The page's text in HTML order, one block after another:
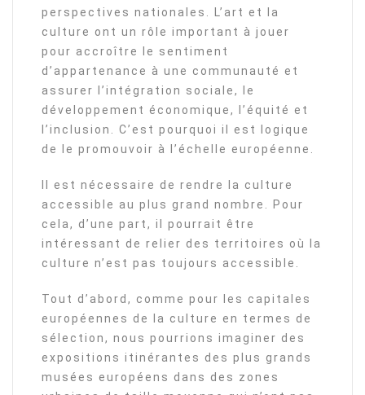
perspectives nationales. L’art et la
culture ont un rôle important à jouer
pour accroître le sentiment
d’appartenance à une communauté et
assurer l’intégration sociale, le
développement économique, l’équité et
l’inclusion. C’est pourquoi il est logique
de le promouvoir à l’échelle européenne.
Il est nécessaire de rendre la culture
accessible au plus grand nombre. Pour
cela, d’une part, il pourrait être
intéressant de relier des territoires où la
culture n’est pas toujours accessible.
Tout d’abord, comme pour les capitales
européennes de la culture en termes de
sélection, nous pourrions imaginer des
expositions itinérantes des plus grands
musées européens dans des zones